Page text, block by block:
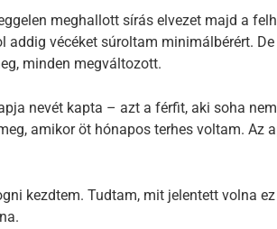
meghallott sírás elvezet majd a
addig vécéket súroltam minimálbérért.
minden megváltozott.
nevét kapta – azt a férfit, aki soha nem
amikor öt hónapos terhes voltam. Az
kezdtem. Tudtam, mit jelentett volna